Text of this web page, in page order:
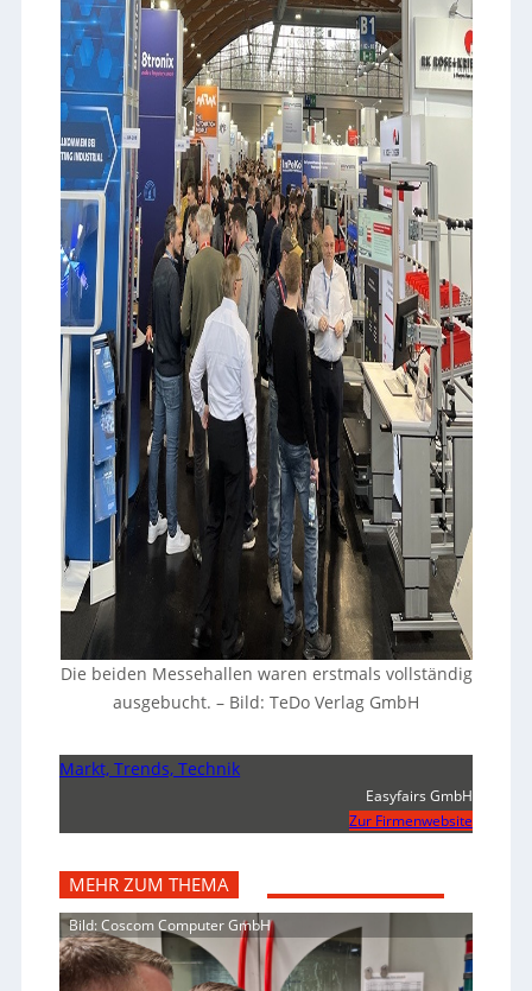
Die beiden Messehallen waren erstmals vollständig
ausgebucht. – Bild: TeDo Verlag GmbH
Markt, Trends, Technik
Easyfairs GmbH
Zur Firmenwebsite
MEHR ZUM THEMA
Bild: Coscom Computer GmbH